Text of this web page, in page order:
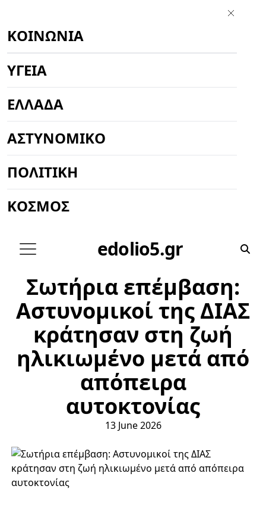
ΚΟΙΝΩΝΊΑ
ΥΓΕΊΑ
ΕΛΛΆΔΑ
ΑΣΤΥΝΟΜΙΚΌ
ΠΟΛΙΤΙΚΉ
ΚΌΣΜΟΣ
edolio5.gr
Σωτήρια επέμβαση:
Αστυνομικοί της ΔΙΑΣ
κράτησαν στη ζωή
ηλικιωμένο μετά από
απόπειρα
αυτοκτονίας
13 June 2026